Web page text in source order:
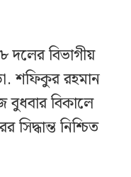
দলের বিভাগীয়
শফিকুর রহমান
বুধবার বিকালে
নিশ্চিত